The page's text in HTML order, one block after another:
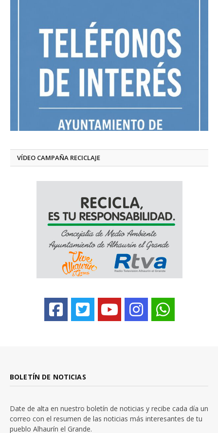
VÍDEO CAMPAÑA RECICLAJE
BOLETÍN DE NOTICIAS
Date de alta en nuestro boletín de noticias y recibe cada día un
correo con el resumen de las noticias más interesantes de tu
pueblo Alhaurín el Grande.